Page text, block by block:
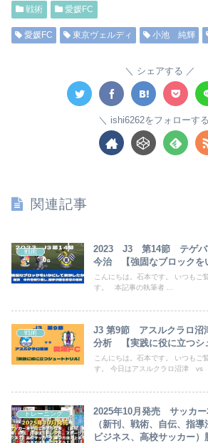
戦術 愛媛FC
愛媛FC 東京ヴェルディ 小池 純輝
シェアする
ishi6262をフォローする
関連記事
戦術
2023 J3 第14節 テゲ
今治 【強固なブロックを
こんにちは。石本です。 いつもご
す。 本記事の執筆者 ...
戦術
J3 第9節 アスルクラロ
分析 【実践に役に立つシ
こんにちは。石本です。 いつもご
す。 今日はアスルクラロ沼津 vs
トレーニング
2025年10月発売 サッカ
（新刊、戦術、自伝、指
ビジネス、高校サッカー